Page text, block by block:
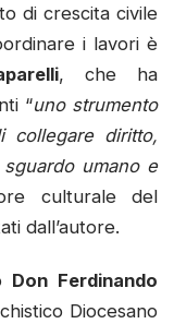
di crescita civile
i lavori è
, che ha
“uno strumento
collegare diritto,
umano e
culturale del
dall’autore.
Don Ferdinando
Diocesano